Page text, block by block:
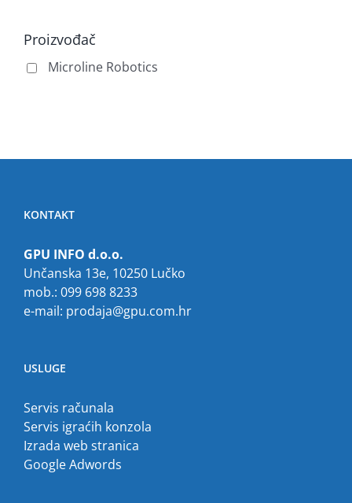
Proizvođač
Microline Robotics
KONTAKT
GPU INFO d.o.o.
Unčanska 13e, 10250 Lučko
mob.: 099 698 8233
e-mail: prodaja@gpu.com.hr
USLUGE
Servis računala
Servis igraćih konzola
Izrada web stranica
Google Adwords